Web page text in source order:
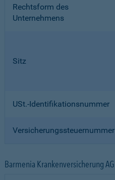
Rechtsform des
Unternehmens
Sitz
USt.-Identifikationsnummer
Versicherungssteuernummer
Barmenia Krankenversicherung AG